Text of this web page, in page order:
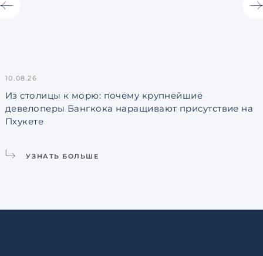
10.08.26
Из столицы к морю: почему крупнейшие
девелоперы Бангкока наращивают присутствие на
Пхукете
УЗНАТЬ БОЛЬШЕ